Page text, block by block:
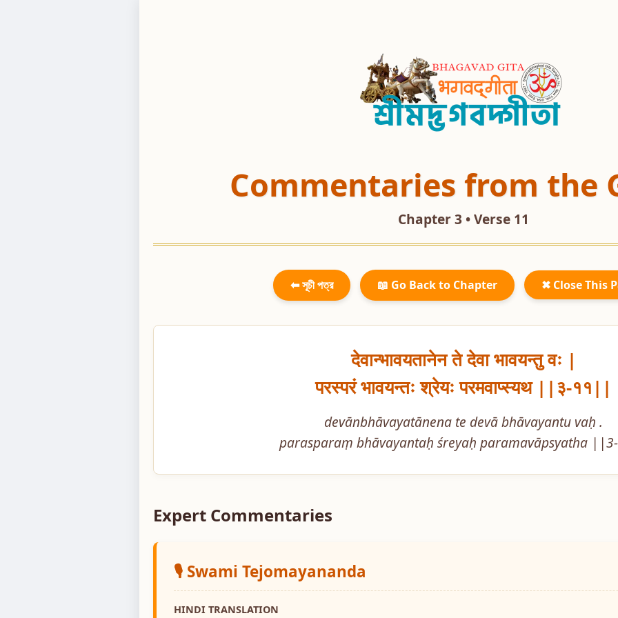
Commentaries from the
Chapter 3 • Verse 11
⬅ সূচী পত্র 📖 Go Back to Chapter ✖ Close This
देवान्भावयतानेन ते देवा भावयन्तु वः |
परस्परं भावयन्तः श्रेयः परमवाप्स्यथ ||३-११||
devānbhāvayatānena te devā bhāvayantu vaḥ .
parasparaṃ bhāvayantaḥ śreyaḥ paramavāpsyatha
Expert Commentaries
🎙️ Swami Tejomayananda
HINDI TRANSLATION